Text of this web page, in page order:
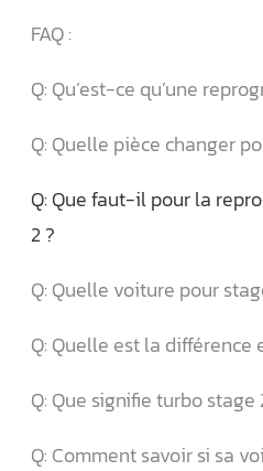
FAQ :
Q: Qu’est-ce qu’une
Q: Quelle pièce changer
Q: Que faut-il pour la
2 ?
Q: Quelle voiture pour
Q: Quelle est la différence
Q: Que signifie turbo stage
Q: Comment savoir si sa